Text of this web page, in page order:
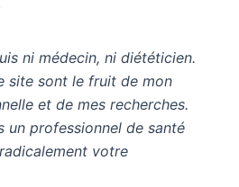
ni médecin, ni diététicien.
site sont le fruit de mon
et de mes recherches.
un professionnel de santé
votre